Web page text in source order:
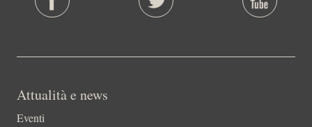
Attualità e news
Eventi